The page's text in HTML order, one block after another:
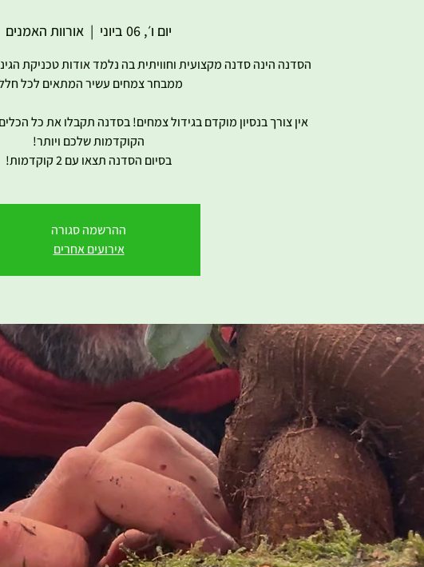
יום ו׳, 06 ביוני
  |
אורוות האמנים
אין צורך בנסיון מוקדם בגידול צמחים! בסדנה תקבלו את כל
בסיום הסדנה תצאו עם 2 קוקדמות!
ההרשמה סגורה
אירועים אחרים